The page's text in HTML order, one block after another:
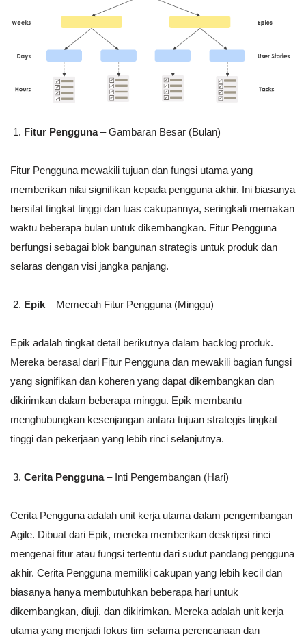
Fitur Pengguna– Gambaran Besar (Bulan)
Fitur Pengguna mewakili tujuan dan fungsi utama yang
memberikan nilai signifikan kepada pengguna akhir. Ini biasanya
bersifat tingkat tinggi dan luas cakupannya, seringkali memakan
waktu beberapa bulan untuk dikembangkan. Fitur Pengguna
berfungsi sebagai blok bangunan strategis untuk produk dan
selaras dengan visi jangka panjang.
Epik – Memecah Fitur Pengguna (Minggu)
Epik adalah tingkat detail berikutnya dalam backlog produk.
Mereka berasal dari Fitur Pengguna dan mewakili bagian fungsi
yang signifikan dan koheren yang dapat dikembangkan dan
dikirimkan dalam beberapa minggu. Epik membantu
menghubungkan kesenjangan antara tujuan strategis tingkat
tinggi dan pekerjaan yang lebih rinci selanjutnya.
Cerita Pengguna– Inti Pengembangan (Hari)
Cerita Pengguna adalah unit kerja utama dalam pengembangan
Agile. Dibuat dari Epik, mereka memberikan deskripsi rinci
mengenai fitur atau fungsi tertentu dari sudut pandang pengguna
akhir. Cerita Pengguna memiliki cakupan yang lebih kecil dan
biasanya hanya membutuhkan beberapa hari untuk
dikembangkan, diuji, dan dikirimkan. Mereka adalah unit kerja
utama yang menjadi fokus tim selama perencanaan dan